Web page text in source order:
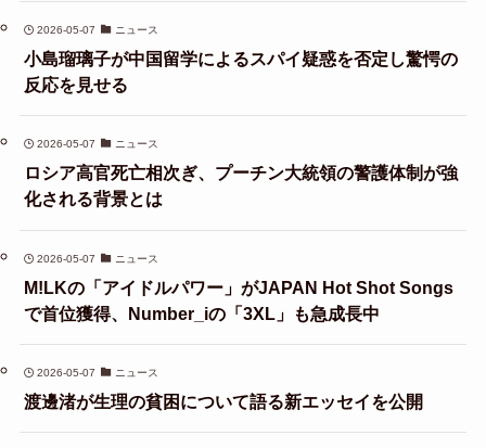
2026-05-07 ニュース
小島瑠璃子が中国留学によるスパイ疑惑を否定し驚愕の
反応を見せる
2026-05-07 ニュース
ロシア高官死亡相次ぎ、プーチン大統領の警護体制が強
化される背景とは
2026-05-07 ニュース
M!LKの「アイドルパワー」がJAPAN Hot Shot Songs
で首位獲得、Number_iの「3XL」も急成長中
2026-05-07 ニュース
渡邊渚が生理の貧困について語る新エッセイを公開